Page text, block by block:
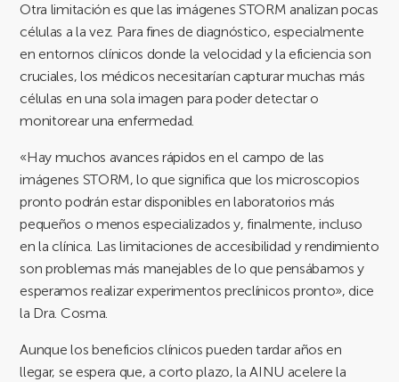
Otra limitación es que las imágenes STORM analizan pocas
células a la vez. Para fines de diagnóstico, especialmente
en entornos clínicos donde la velocidad y la eficiencia son
cruciales, los médicos necesitarían capturar muchas más
células en una sola imagen para poder detectar o
monitorear una enfermedad.
«Hay muchos avances rápidos en el campo de las
imágenes STORM, lo que significa que los microscopios
pronto podrán estar disponibles en laboratorios más
pequeños o menos especializados y, finalmente, incluso
en la clínica. Las limitaciones de accesibilidad y rendimiento
son problemas más manejables de lo que pensábamos y
esperamos realizar experimentos preclínicos pronto», dice
la Dra. Cosma.
Aunque los beneficios clínicos pueden tardar años en
llegar, se espera que, a corto plazo, la AINU acelere la